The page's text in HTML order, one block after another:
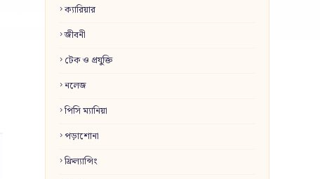
ক্যারিয়ার
জীবনী
টেক ও প্রযুক্তি
নলেজ
পিসি ম্যানিয়া
পড়াশোনা
ফ্রিল্যান্সিং